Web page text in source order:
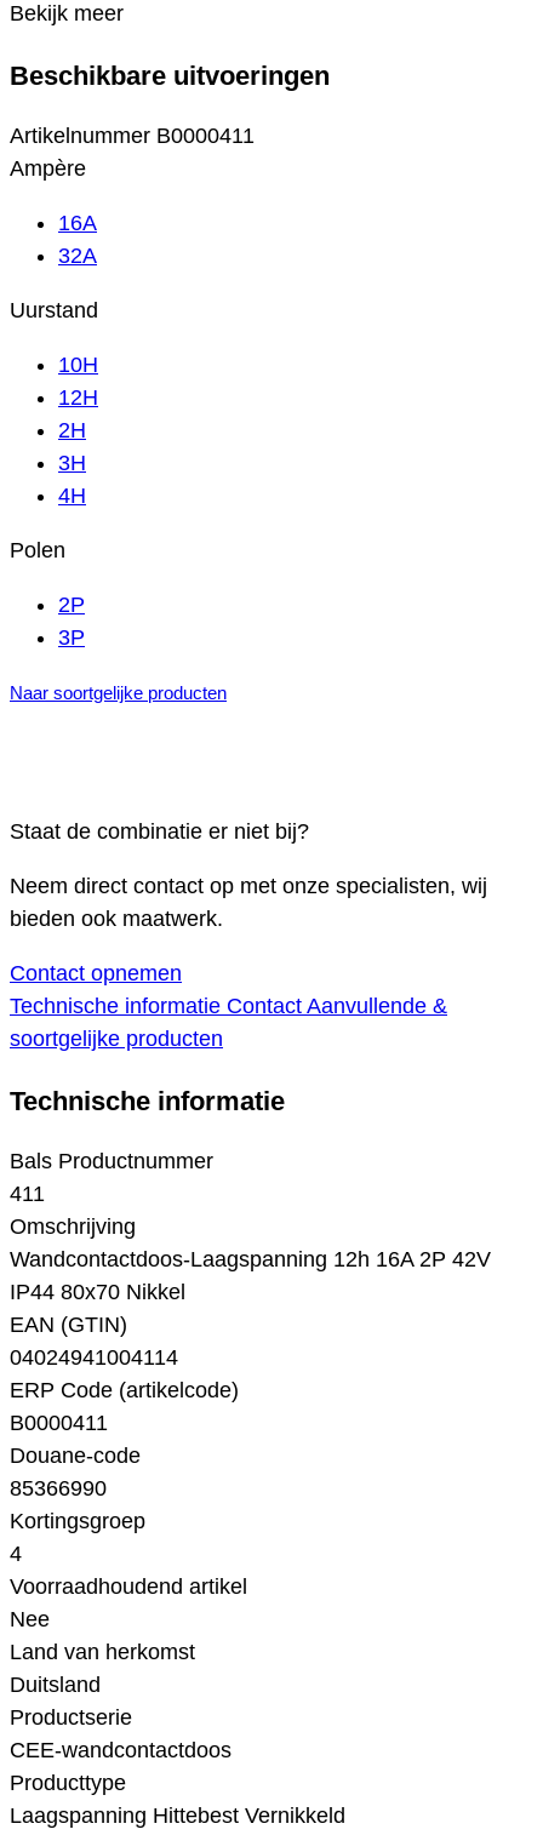
Bekijk meer
Beschikbare uitvoeringen
Artikelnummer B0000411
Ampère
16A
32A
Uurstand
10H
12H
2H
3H
4H
Polen
2P
3P
Naar soortgelijke producten
Staat de combinatie er niet bij?
Neem direct contact op met onze specialisten, wij
bieden ook maatwerk.
Contact opnemen
Technische informatie Contact Aanvullende &
soortgelijke producten
Technische informatie
Bals Productnummer
411
Omschrijving
Wandcontactdoos-Laagspanning 12h 16A 2P 42V
IP44 80x70 Nikkel
EAN (GTIN)
04024941004114
ERP Code (artikelcode)
B0000411
Douane-code
85366990
Kortingsgroep
4
Voorraadhoudend artikel
Nee
Land van herkomst
Duitsland
Productserie
CEE-wandcontactdoos
Producttype
Laagspanning Hittebest Vernikkeld